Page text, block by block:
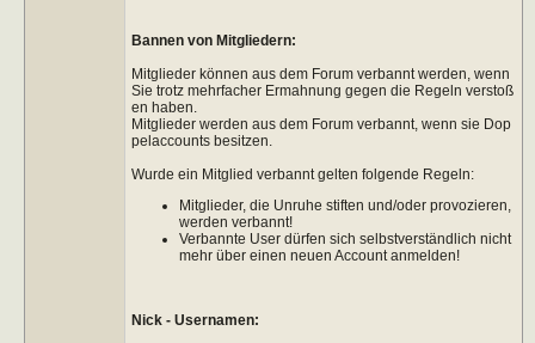
Bannen von Mitgliedern:
Mitglieder können aus dem Forum verbannt werden, wenn
Sie trotz mehrfacher Ermahnung gegen die Regeln verstoß
en haben.
Mitglieder werden aus dem Forum verbannt, wenn sie Dop
pelaccounts besitzen.
Wurde ein Mitglied verbannt gelten folgende Regeln:
Mitglieder, die Unruhe stiften und/oder provozieren,
werden verbannt!
Verbannte User dürfen sich selbstverständlich nicht
mehr über einen neuen Account anmelden!
Nick - Usernamen: